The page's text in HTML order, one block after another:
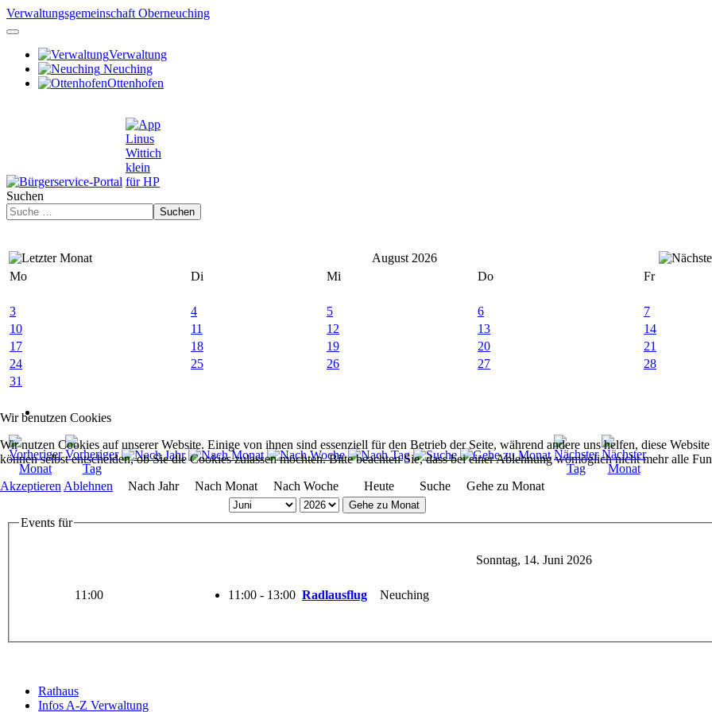
Verwaltungsgemeinschaft Oberneuching
Verwaltung
Neuching
Ottenhofen
Suchen
Suchen
August 2026
Mo
Di Mi Do Fr
3
4 5 6 7
10
11 12 13 14
17
18 19 20 21
24
25 26 27 28
31
Nach Jahr Nach Monat Nach Woche Heute Suche Gehe zu Monat
Gehe zu Monat
Events für
Sonntag, 14. Juni 2026
11:00 11:00 - 13:00 Radlausflug Neuching
Rathaus
Infos A-Z Verwaltung
Wir benutzen Cookies
Wir nutzen Cookies auf unserer Website. Einige von ihnen sind essenziell für den Betrieb der Seite, während andere uns helfen, diese
können selbst entscheiden, ob Sie die Cookies zulassen möchten. Bitte beachten Sie, dass bei einer Ablehnung womöglich nicht mehr alle
Akzeptieren Ablehnen